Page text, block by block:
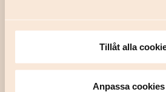
Tillåt alla
Anpassa cookies
När en relation
mående negativt